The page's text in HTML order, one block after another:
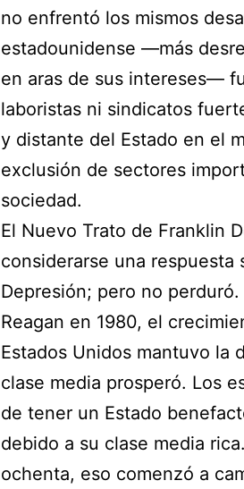
no enfrentó los mismos
estadounidense —más
en aras de sus intereses—
laboristas ni sindicatos
y distante del Estado en el
exclusión de sectores
sociedad.
El Nuevo Trato de Franklin
considerarse una respuesta
Depresión; pero no
Reagan en 1980, el
Estados Unidos mantuvo la
clase media prosperó. Los
de tener un Estado
debido a su clase media
ochenta, eso comenzó a